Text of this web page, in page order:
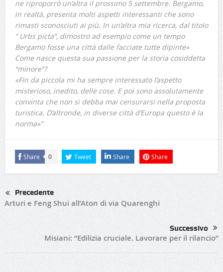
ne riproporrò un’altra il prossimo 5 settembre. Bergamo,
in realtà, presenta molti aspetti interessanti che sono
rimasti sconosciuti ai più. In un’altra mia ricerca, dal titolo
“ Urbs picta”, dimostro ad esempio come un tempo
Bergamo fosse una città dalle facciate tutte dipinte»
Come nasce questa sua passione per la storia cosiddetta
“minore”?
«Fin da piccola mi ha sempre interessato l’aspetto
misterioso, inedito, delle cose. E poi sono assolutamente
convinta che non si debba mai censurarsi nella proposta
turistica. D’altronde, in diverse città d’Europa questo è la
norma»”
Share 0 Tweet Share Share
Precedente
Arturi e Feng Shui all’Aton di via Quarenghi
Successivo
Misiani: “Edilizia cruciale. Lavorare per il rilancio”